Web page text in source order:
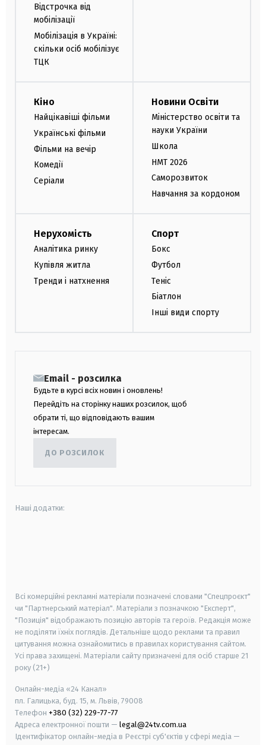
Відстрочка від
мобілізації
Мобілізація в Україні:
скільки осіб мобілізує
ТЦК
Кіно
Найцікавіші фільми
Українські фільми
Фільми на вечір
Комедії
Серіали
Новини Освіти
Міністерство освіти та
науки України
Школа
НМТ 2026
Саморозвиток
Навчання за кордоном
Нерухомість
Аналітика ринку
Купівля житла
Тренди і натхнення
Спорт
Бокс
Футбол
Теніс
Біатлон
Інші види спорту
Email - розсилка
Будьте в курсі всіх новин і оновлень!
Перейдіть на сторінку наших розсилок, щоб
обрати ті, що відповідають вашим
інтересам.
ДО РОЗСИЛОК
Наші додатки:
Всі комерційні рекламні матеріали позначені словами "Спецпроєкт"
чи "Партнерський матеріал". Матеріали з позначкою "Експерт",
"Позиція" відображають позицію авторів та героїв. Редакція може
не поділяти їхніх поглядів. Детальніше щодо реклами та правил
цитування можна ознайомитись в правилах користування сайтом.
Усі права захищені. Матеріали сайту призначені для осіб старше 21
року (21+)
Онлайн-медіа «24 Канал»
пл. Галицька, буд. 15, м. Львів, 79008
Телефон +380 (32) 229-77-77
Адреса електронної пошти — legal@24tv.com.ua
Ідентифікатор онлайн-медіа в Реєстрі суб'єктів у сфері медіа —